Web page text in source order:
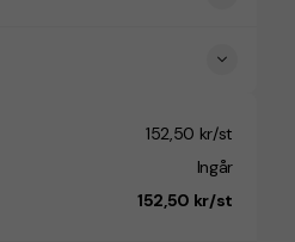
152,50 kr/st
Ingår
152,50 kr/st